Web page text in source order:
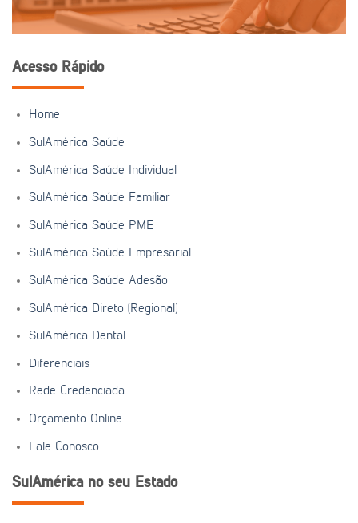
Acesso Rápido
Home
SulAmérica Saúde
SulAmérica Saúde Individual
SulAmérica Saúde Familiar
SulAmérica Saúde PME
SulAmérica Saúde Empresarial
SulAmérica Saúde Adesão
SulAmérica Direto (Regional)
SulAmérica Dental
Diferenciais
Rede Credenciada
Orçamento Online
Fale Conosco
SulAmérica no seu Estado